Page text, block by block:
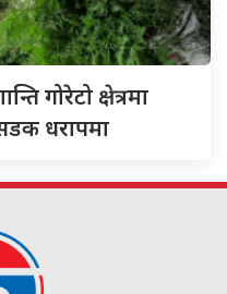
गोरेटो क्षेत्रमा
धरापमा